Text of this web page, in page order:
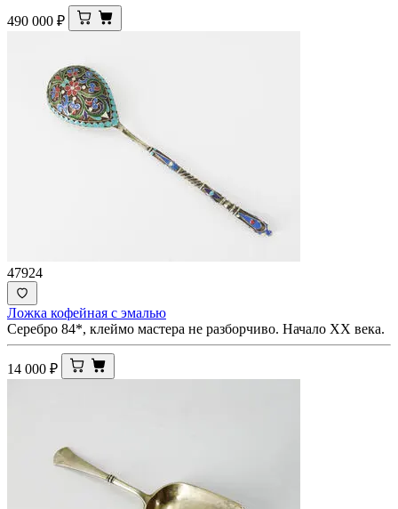
490 000 ₽
47924
Ложка кофейная с эмалью
Серебро 84*, клеймо мастера не разборчиво. Начало XX века.
14 000 ₽